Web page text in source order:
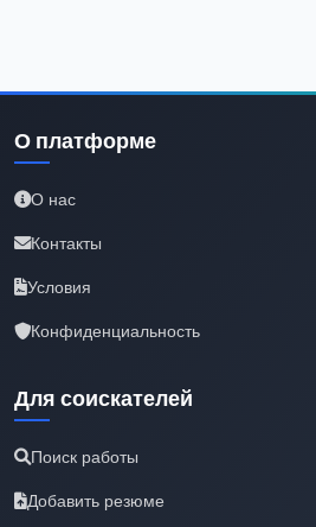
О платформе
О нас
Контакты
Условия
Конфиденциальность
Для соискателей
Поиск работы
Добавить резюме